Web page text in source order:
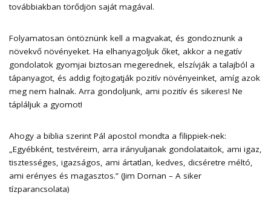
továbbiakban törődjön saját magával.
Folyamatosan öntöznünk kell a magvakat, és gondoznunk a
növekvő növényeket. Ha elhanyagoljuk őket, akkor a negatív
gondolatok gyomjai biztosan megerednek, elszívják a talajból a
tápanyagot, és addig fojtogatják pozitív növényeinket, amíg azok
meg nem halnak. Arra gondoljunk, ami pozitív és sikeres! Ne
tápláljuk a gyomot!
Ahogy a biblia szerint Pál apostol mondta a filippiek-nek:
„Egyébként, testvéreim, arra irányuljanak gondolataitok, ami igaz,
tisztességes, igazságos, ami ártatlan, kedves, dicséretre méltó,
ami erényes és magasztos.” (Jim Dornan – A siker
tízparancsolata)